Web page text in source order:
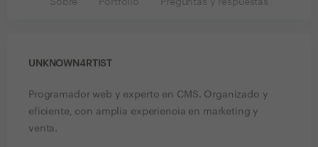
Sobre Portfolio Preguntas y respuestas
UNKNOWN4RTIST
Programador web y experto en CMS. Organizado y
eficiente, con amplia experiencia en marketing y
venta.